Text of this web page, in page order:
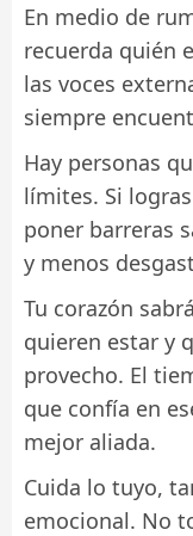
En medio de
recuerda quién
las voces
siempre
Hay personas
límites. Si
poner barreras
y menos
Tu corazón
quieren estar y
provecho. El
que confía en
mejor aliada.
Cuida lo tuyo,
emocional. No